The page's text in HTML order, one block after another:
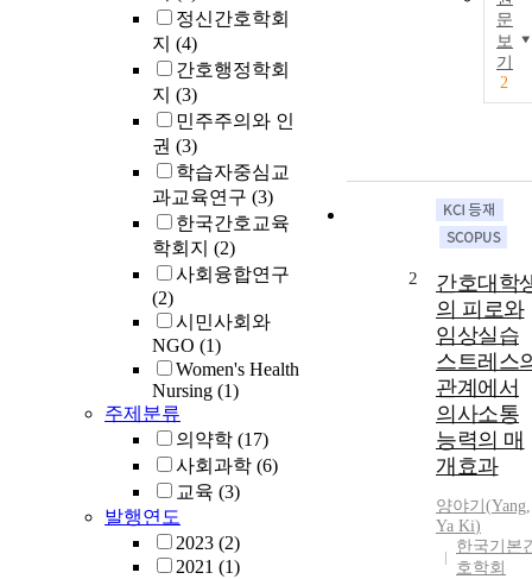
정신간호학회
지 (4)
간호행정학회
지 (3)
민주주의와 인
권 (3)
학습자중심교
과교육연구 (3)
한국간호교육
학회지 (2)
사회융합연구
(2)
시민사회와
NGO (1)
Women's Health
Nursing (1)
주제분류
의약학 (17)
사회과학 (6)
교육 (3)
발행연도
2023 (2)
2021 (1)
문
보
기
2
2
간호대학
의 피로와
임상실습
스트레스
관계에서
의사소통
능력의 매
개효과
양야기 (Yang,
Ya Ki)
한국기본
호학회